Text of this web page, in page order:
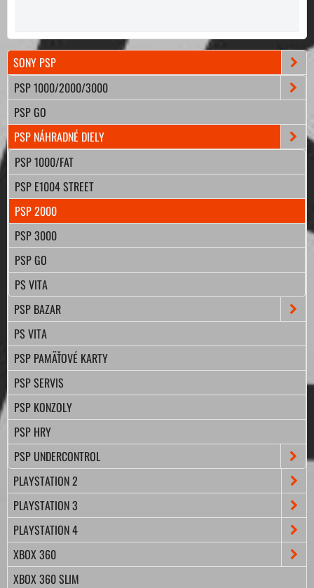
SONY PSP
PSP 1000/2000/3000
PSP GO
PSP NÁHRADNÉ DIELY
PSP 1000/FAT
PSP E1004 STREET
PSP 2000
PSP 3000
PSP GO
PS VITA
PSP BAZAR
PS VITA
PSP PAMÄŤOVÉ KARTY
PSP SERVIS
PSP KONZOLY
PSP HRY
PSP UNDERCONTROL
PLAYSTATION 2
PLAYSTATION 3
PLAYSTATION 4
XBOX 360
XBOX 360 SLIM